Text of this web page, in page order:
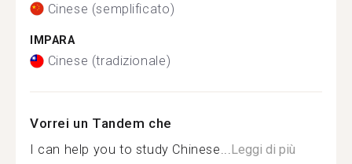
Cinese (semplificato)
IMPARA
Cinese (tradizionale)
Vorrei un Tandem che
I can help you to study Chinese...Leggi di più